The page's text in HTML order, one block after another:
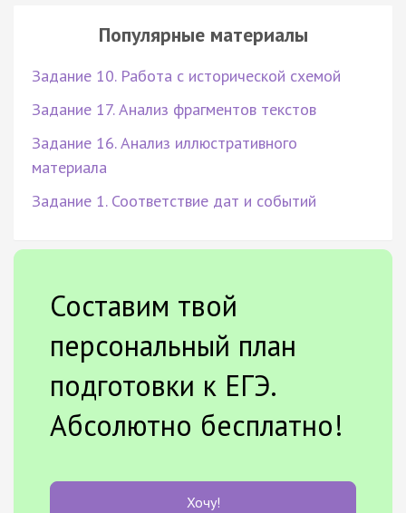
Популярные материалы
Задание 10. Работа с исторической схемой
Задание 17. Анализ фрагментов текстов
Задание 16. Анализ иллюстративного
материала
Задание 1. Соответствие дат и событий
Составим твой
персональный план
подготовки к ЕГЭ.
Абсолютно бесплатно!
Хочу!